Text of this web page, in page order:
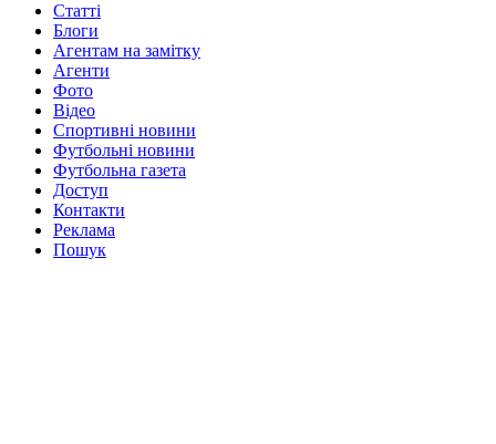
Статті
Блоги
Агентам на замітку
Агенти
Фото
Відео
Спортивні новини
Футбольні новини
Футбольна газета
Доступ
Контакти
Реклама
Пошук